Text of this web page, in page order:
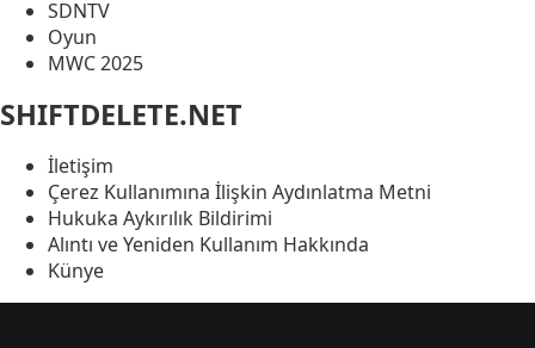
SDNTV
Oyun
MWC 2025
SHIFTDELETE.NET
İletişim
Çerez Kullanımına İlişkin Aydınlatma Metni
Hukuka Aykırılık Bildirimi
Alıntı ve Yeniden Kullanım Hakkında
Künye